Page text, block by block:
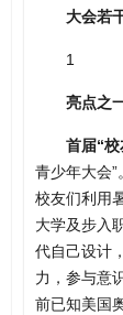
大会若
1
亮点之
首届“
青少年大会
校友们利用
大学及步入
代自己设计
力，参与意
前已知美国